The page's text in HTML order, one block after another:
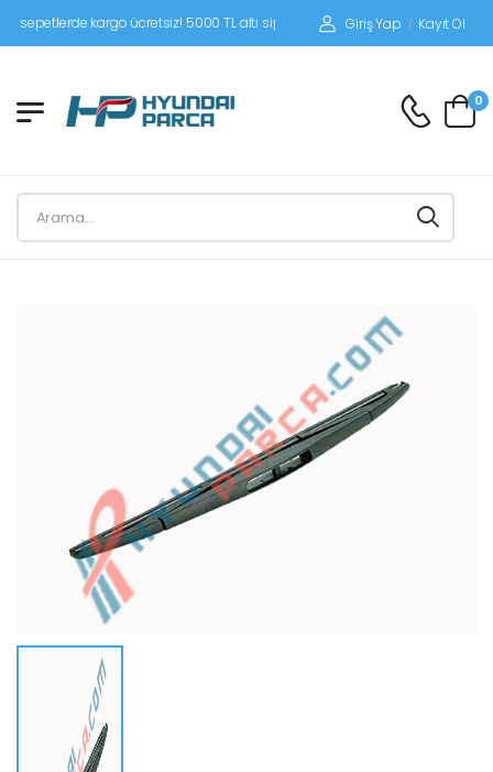
kargo ücretsiz! 5000 TL altı siparişlerinizde siparişleriniz alıcı
Giriş Yap / Kayıt Ol
0